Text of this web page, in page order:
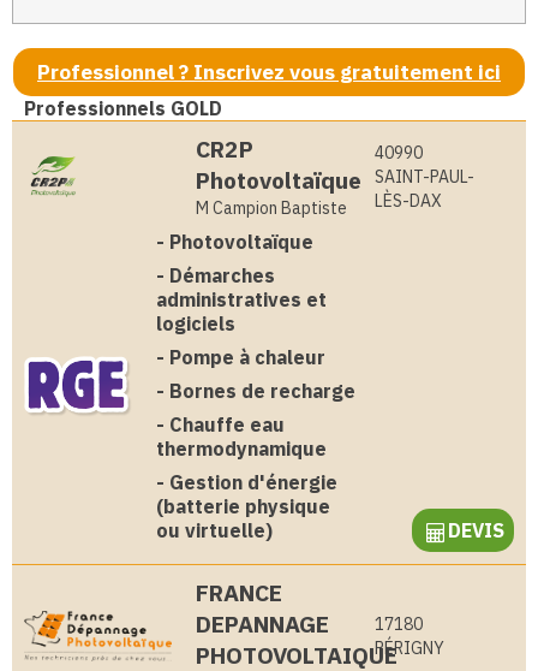
Professionnel ? Inscrivez vous gratuitement ici
Professionnels GOLD
CR2P
Photovoltaïque
M Campion Baptiste
40990
SAINT-PAUL-
LÈS-DAX
- Photovoltaïque
- Démarches
administratives et
logiciels
- Pompe à chaleur
- Bornes de recharge
- Chauffe eau
thermodynamique
- Gestion d'énergie
(batterie physique
ou virtuelle)
DEVIS
FRANCE
DEPANNAGE
PHOTOVOLTAIQUE
17180
PÉRIGNY